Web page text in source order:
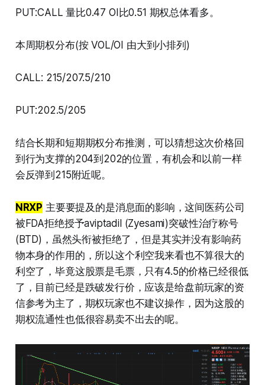
PUT:CALL 量比0.47 OI比0.51 期权总体看多。
本周期权分布(按 VOL/OI 由大到小排列)
CALL: 215/207.5/210
PUT:202.5/205
结合长期和短期期权分布推测，可以猜想这次价格回
到行为支撑的204到202的位置，有机会和以前一样
会反弹到215附近呢。
NRXP 主要要提及的是消息面的影响，这间医药公司
被FDA拒绝授予aviptadil (Zyesami)突破性治疗称号
(BTD)，虽然头衔被拒绝了，但是其实并没有影响药
物本身的作用的，所以这个利空我来看也不算很大的
利空了，毕竟这股票是毛票，只有4.5的价格已经很低
了，目前已经是跌破发行价，应该是给盘前玩家的资
信参考为主了，期权玩家也不建议操作，因为这股的
期权流通性也低很容易卖不出去的呢。